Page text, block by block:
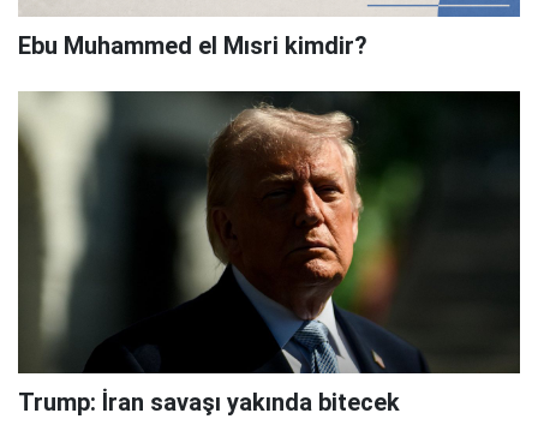
Ebu Muhammed el Mısri kimdir?
Trump: İran savaşı yakında bitecek